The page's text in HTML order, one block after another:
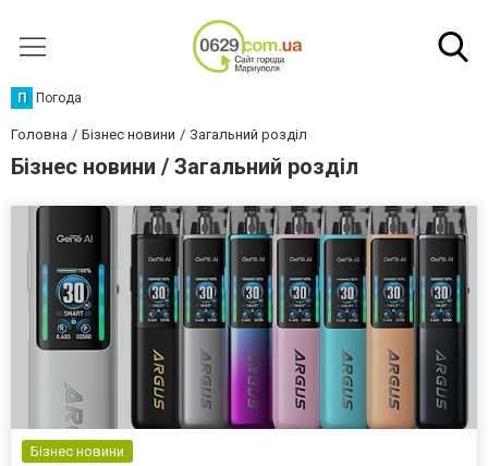
П Погода
Головна Бізнес новини Загальний розділ
Бізнес новини / Загальний розділ
Бізнес новини